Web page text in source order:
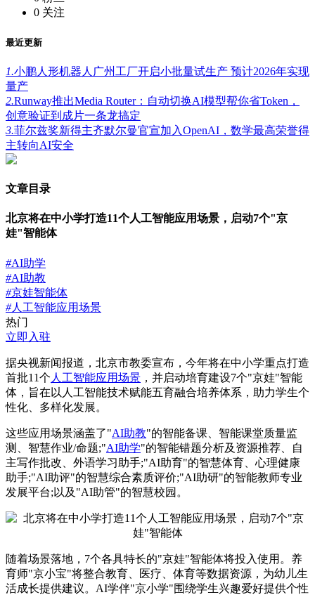
0 关注
最近更新
1.小鹏人形机器人广州工厂开启小批量试生产 预计2026年实现
量产
2.Runway推出Media Router：自动切换AI模型帮你省Token，
创意验证到成片一条龙搞定
3.菲尔兹奖新得主齐默尔曼官宣加入OpenAI，数学最高荣誉得
主转向AI安全
文章目录
北京将在中小学打造11个人工智能应用场景，启动7个"京
娃"智能体
#AI助学
#AI助教
#京娃智能体
#人工智能应用场景
热门
立即入驻
据央视新闻报道，北京市教委宣布，今年将在中小学重点打造
首批11个 人工智能应用场景 ，并启动培育建设7个"京娃"智能
体，旨在以人工智能技术赋能五育融合培养体系，助力学生个
性化、多样化发展。
这些应用场景涵盖了"AI助教"的智能备课、智能课堂质量监
测、智慧作业/命题;"AI助学"的智能错题分析及资源推荐、自
主写作批改、外语学习助手;"AI助育"的智慧体育、心理健康
助手;"AI助评"的智慧综合素质评价;"AI助研"的智能教师专业
发展平台;以及"AI助管"的智慧校园。
随着场景落地，7个各具特长的"京娃"智能体将投入使用。养
育师"京小宝"将整合教育、医疗、体育等数据资源，为幼儿生
活成长提供建议。AI学伴"京小学"围绕学生兴趣爱好提供个性